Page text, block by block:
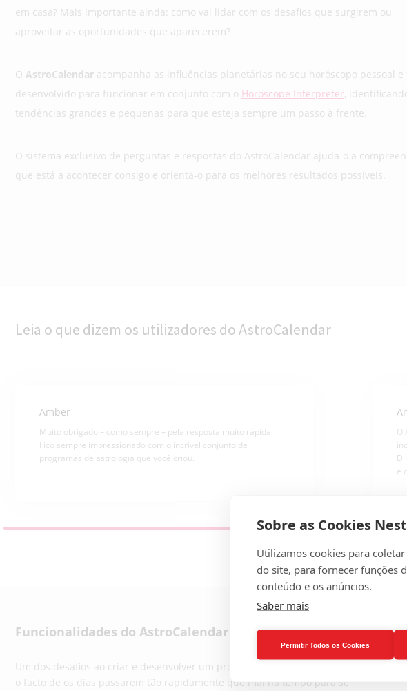
em casa? Mais importante ainda: como vai lidar com os desafios que surgirem ou
aproveitar as oportunidades que aparecerem?
O AstroCalendar acompanha as influências planetárias no seu horóscopo pessoal e
desenvolvido para funcionar em conjunto com o Horoscope Interpreter,
tendências grandes e pequenas para que esteja sempre um passo à frente.
O sistema exclusivo de perguntas e respostas do AstroCalendar ajuda-o a
que está a acontecer consigo e orienta-o para os melhores resultados possíveis.
Leia o que dizem os utilizadores do AstroCalendar
Amber
Muito obrigado – como sempre – pela resposta muito rápida.
Fico sempre impressionado com o incrível conjunto de
programas de astrologia que você criou.
O
e
Funcionalidades do AstroCalendar
Um dos desafios ao criar e desenvolver um programa de calendário astrológico é
o facto de os dias passarem tão rapidamente que mal há tempo para se
Sobre as Cookies
Utilizamos cookies para
do site, para fornecer funções
conteúdo e os anúncios.
Saber mais
Permitir Todos os Cookies